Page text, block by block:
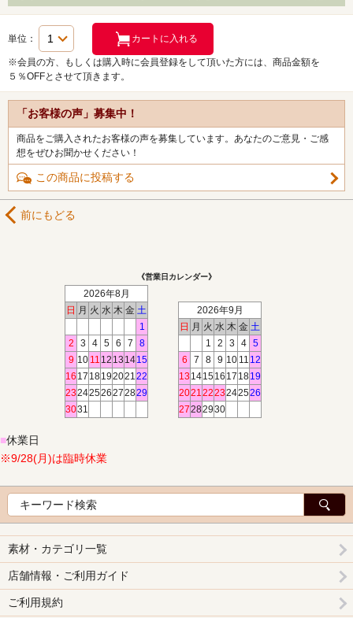
単位：
※会員の方、もしくは購入時に会員登録をして頂いた方には、商品金額を
５％OFFとさせて頂きます。
「お客様の声」募集中！
商品をご購入されたお客様の声を募集しています。あなたのご意見・ご感
想をぜひお聞かせください！
この商品に投稿する
前にもどる
《営業日カレンダー》
2026年8月
日 月 火 水 木 金 土
1
2
3 4 5 6 7
8
9 10 11 12 13 1415
16 17 1819202122
23242526272829
3031
2026年9月
日 月 火 水 木 金 土
1
2 3 4
5
6
7 8 9 10 11 12
13 141516 17 1819
20212223242526
27282930
■休業日
※9/28(月)は臨時休業
素材・カテゴリ一覧
店舗情報・ご利用ガイド
ご利用規約